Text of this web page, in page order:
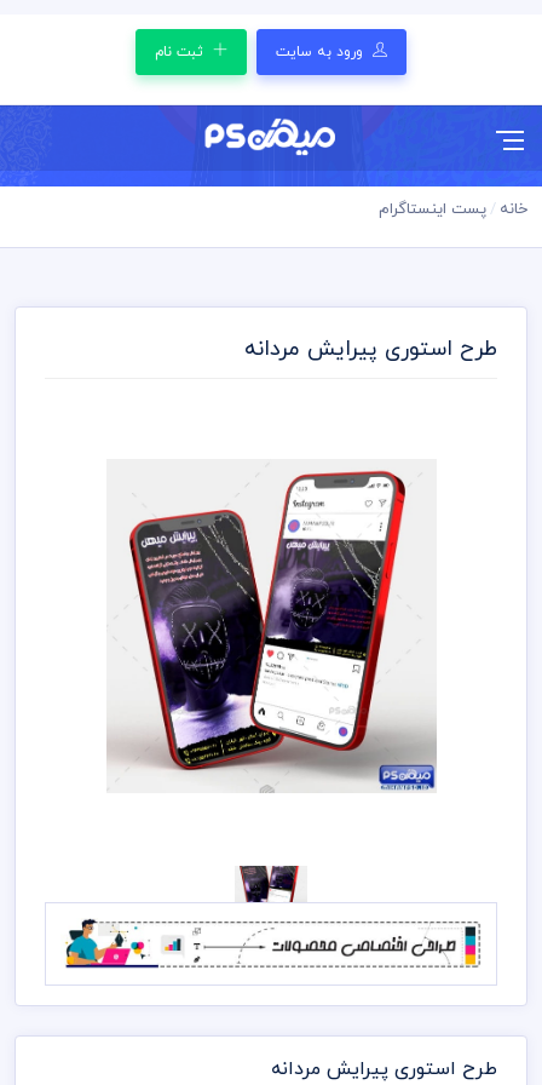
ورود به سایت ثبت نام
خانه پست اینستاگرام
طرح استوری پیرایش مردانه
طرح استوری پیرایش مردانه